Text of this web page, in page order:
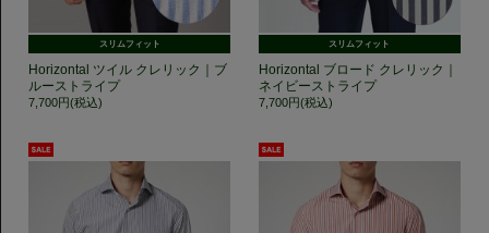
スリムフィット
Horizontal ツイル クレリック｜ブ
ルーストライプ
7,700円(税込)
スリムフィット
Horizontal ブロード クレリック｜
ネイビーストライプ
7,700円(税込)